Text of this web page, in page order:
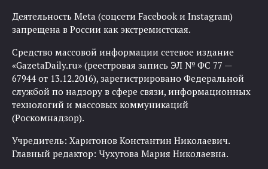
Деятельность Meta (соцсети Facebook и Instagram)
запрещена в России как экстремистская.
Средство массовой информации сетевое издание
«GazetaDaily.ru» (реестровая запись ЭЛ № ФС 77 —
67944 от 13.12.2016), зарегистрировано Федеральной
службой по надзору в сфере связи, информационных
технологий и массовых коммуникаций
(Роскомнадзор).
Учредитель: Харитонов Константин Николаевич.
Главный редактор: Чухутова Мария Николаевна.